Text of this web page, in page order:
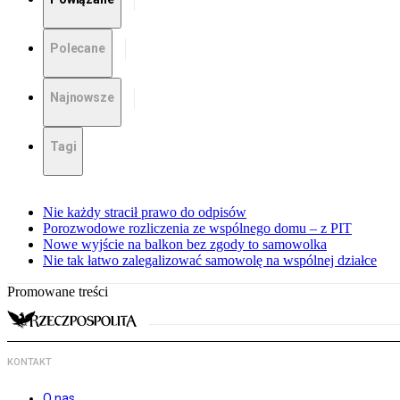
Polecane
Najnowsze
Tagi
Nie każdy stracił prawo do odpisów
Porozwodowe rozliczenia ze wspólnego domu – z PIT
Nowe wyjście na balkon bez zgody to samowolka
Nie tak łatwo zalegalizować samowolę na wspólnej działce
Promowane treści
KONTAKT